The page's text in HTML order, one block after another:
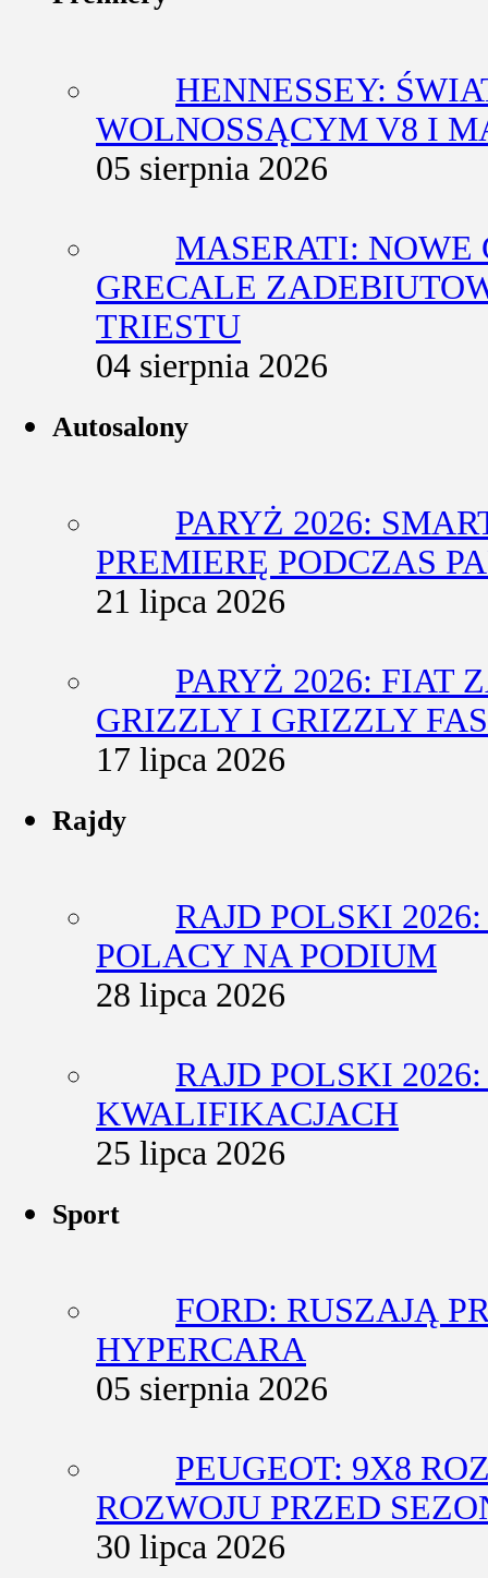
HENNESSEY:
WOLNOSSĄCYM V8 I
05 sierpnia 2026
MASERATI:
GRECALE
TRIESTU
04 sierpnia 2026
Autosalony
PARYŻ 2026:
PREMIERĘ PODCZAS
21 lipca 2026
PARYŻ 2026: FIAT
GRIZZLY I GRIZZLY
17 lipca 2026
Rajdy
RAJD POLSKI
POLACY NA PODIUM
28 lipca 2026
RAJD POLSKI
KWALIFIKACJACH
25 lipca 2026
Sport
FORD: RUSZAJĄ
HYPERCARA
05 sierpnia 2026
PEUGEOT: 9X8
ROZWOJU PRZED
30 lipca 2026